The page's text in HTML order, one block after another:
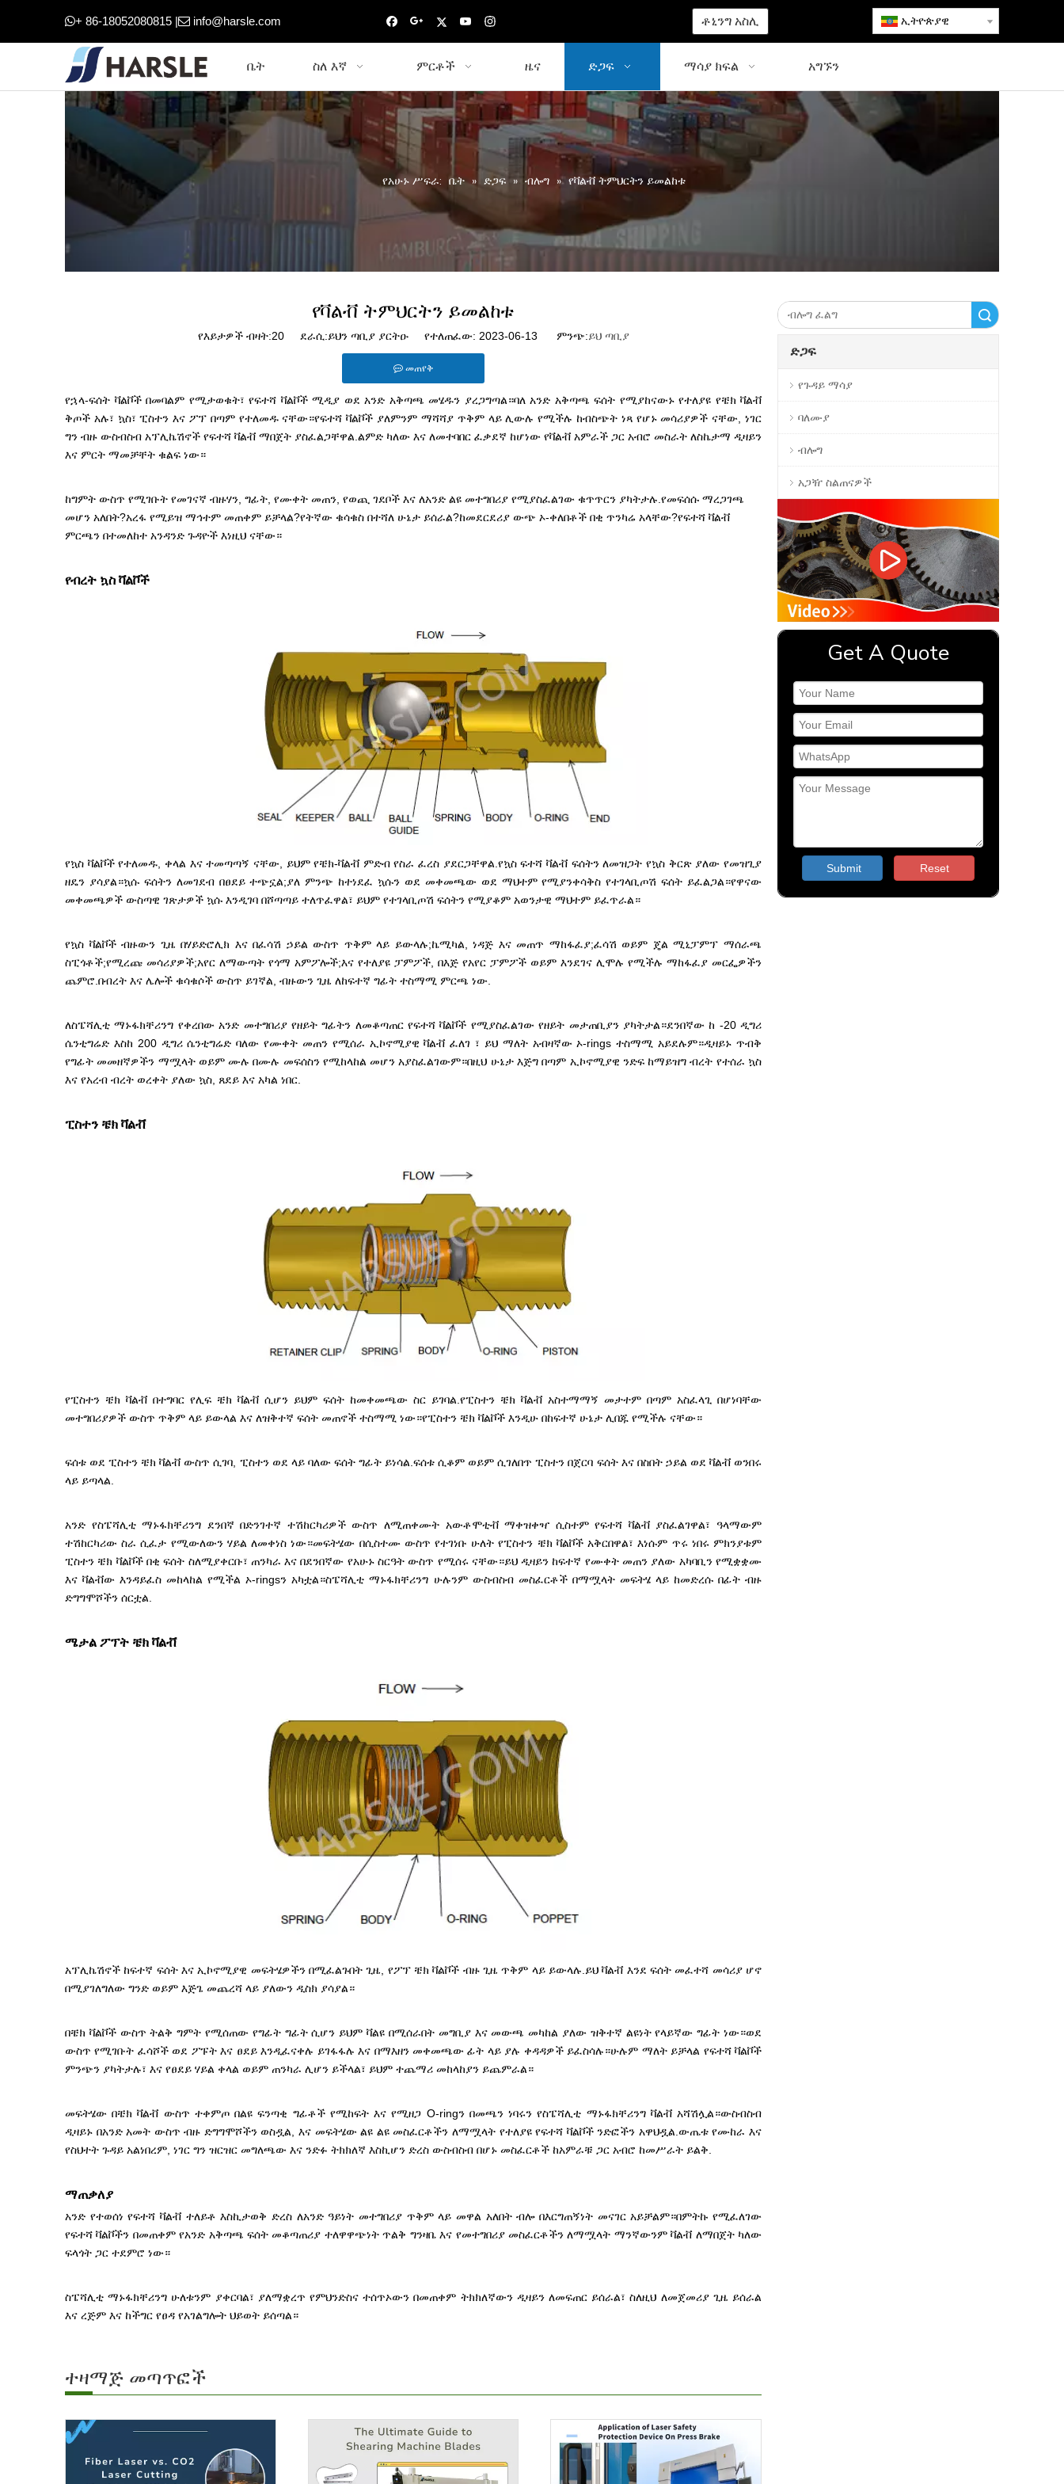
+ 86-18052080815 | info@harsle.com ቶኒንግ አስሊ ኢትዮጵያዊ
ቤት ስለ እኛ ምርቶች ዜና ድጋፍ ማሳያ ክፍል አግኙን
የአሁኑ ሥፍራ: ቤት » ድጋፍ » ብሎግ » የቫልቭ ትምህርትን ይመልከቱ
የቫልቭ ትምህርትን ይመልከቱ
የእይታዎች ብዛት:20ደራሲ:ይህን ጣቢያ ያርትዑ የተለጠፈው: 2023-06-13 ምንጭ:ይህ ጣቢያ
መጠየቅ
የኋላ-ፍሰት ቫልቮች በመባልም የሚታወቁት፣ የፍተሻ ቫልቮች ሚዲያ ወደ አንድ አቅጣጫ መሄዱን ያረጋግጣል።ባለ አንድ አቅጣጫ ፍሰት የሚያከናውኑ የተለያዩ የቼክ ቫልቭ
ቅጦች አሉ፣ ኳስ፣ ፒስተን እና ፖፕ በጣም የተለመዱ ናቸው።የፍተሻ ቫልቮች ያለምንም ማሻሻያ ጥቅም ላይ ሊውሉ የሚችሉ ከብስጭት ነጻ የሆኑ መሳሪያዎች ናቸው, ነገር
ግን ብዙ ውስብስብ አፕሊኬሽኖች የፍተሻ ቫልቭ ማበጀት ያስፈልጋቸዋል.ልምድ ካለው እና ለመተባበር ፈቃደኛ ከሆነው የቫልቭ አምራች ጋር አብሮ መስራት ለስኬታማ ዲዛይን
እና ምርት ማመቻቸት ቁልፍ ነው።
ከግምት ውስጥ የሚገቡት የመገናኛ ብዙሃን, ግፊት, የሙቀት መጠን, የወጪ ገደቦች እና ለአንድ ልዩ መተግበሪያ የሚያስፈልገው ቁጥጥርን ያካትታሉ.የመፍሰሱ ማረጋገጫ
መሆን አለበት?አረፋ የሚይዝ ማኅተም መጠቀም ይቻላል?የትኛው ቁሳቁስ በተሻለ ሁኔታ ይሰራል?ከመደርደሪያ ውጭ ኦ-ቀለበቶች በቂ ጥንካሬ አላቸው?የፍተሻ ቫልቭ
ምርጫን በተመለከተ አንዳንድ ጉዳዮች እነዚህ ናቸው።
የብረት ኳስ ቫልቮች
የኳስ ቫልቮች የተለመዱ, ቀላል እና ተመጣጣኝ ናቸው, ይህም የቼክ-ቫልቭ ምድብ የስራ ፈረስ ያደርጋቸዋል.የኳስ ፍተሻ ቫልቭ ፍሰትን ለመዝጋት የኳስ ቅርጽ ያለው የመዝጊያ
ዘዴን ያሳያል።ኳሱ ፍሰትን ለመገደብ በፀደይ ተጭኗል;ያለ ምንጭ ከተነደፈ ኳሱን ወደ መቀመጫው ወደ ማህተም የሚያንቀሳቅስ የተገላቢጦሽ ፍሰት ይፈልጋል።የዋናው
መቀመጫዎች ውስጣዊ ገጽታዎች ኳሱ እንዲገባ በሾጣጣይ ተለጥፈዋል፣ ይህም የተገላቢጦሽ ፍሰትን የሚያቆም አወንታዊ ማህተም ይፈጥራል።
የኳስ ቫልቮች ብዙውን ጊዜ በሃይድሮሊክ እና በፈሳሽ ኃይል ውስጥ ጥቅም ላይ ይውላሉ;ኬሚካል, ነዳጅ እና መጠጥ ማከፋፈያ;ፈሳሽ ወይም ጄል ሚኒፓምፕ ማሰራጫ
ስፒጎቶች;የሚረጩ መሳሪያዎች;አየር ለማውጣት የጎማ አምፖሎች;እና የተለያዩ ፓምፖች, በእጅ የአየር ፓምፖች ወይም እንደገና ሊሞሉ የሚችሉ ማከፋፈያ መርፌዎችን
ጨምሮ.በብረት እና ሌሎች ቁሳቁሶች ውስጥ ይገኛል, ብዙውን ጊዜ ለከፍተኛ ግፊት ተስማሚ ምርጫ ነው.
ለስፔሻሊቲ ማኑፋክቸሪንግ የቀረበው አንድ መተግበሪያ የዘይት ግፊትን ለመቆጣጠር የፍተሻ ቫልቮች የሚያስፈልገው የዘይት መታጠቢያን ያካትታል።ደንበኛው ከ -20 ዲግሪ
ሴንቲግሬድ እስከ 200 ዲግሪ ሴንቲግሬድ ባለው የሙቀት መጠን የሚሰራ ኢኮኖሚያዊ ቫልቭ ፈለገ ፣ ይህ ማለት አብዛኛው ኦ-rings ተስማሚ አይደሉም።ዲዛይኑ ጥብቅ
የግፊት መመዘኛዎችን ማሟላት ወይም ሙሉ በሙሉ መፍሰስን የሚከላከል መሆን አያስፈልገውም።በዚህ ሁኔታ እጅግ በጣም ኢኮኖሚያዊ ንድፍ ከማይዝግ ብረት የተሰራ ኳስ
እና የአረብ ብረት ወረቀት ያለው ኳስ, ጸደይ እና አካል ነበር.
ፒስተን ቼክ ቫልቭ
የፒስተን ቼክ ቫልቭ በተግባር የሊፍ ቼክ ቫልቭ ሲሆን ይህም ፍሰት ከመቀመጫው ስር ይገባል.የፒስተን ቼክ ቫልቭ አስተማማኝ መታተም በጣም አስፈላጊ በሆነባቸው
መተግበሪያዎች ውስጥ ጥቅም ላይ ይውላል እና ለዝቅተኛ ፍሰት መጠኖች ተስማሚ ነው።የፒስተን ቼክ ቫልቮች እንዲሁ በከፍተኛ ሁኔታ ሊበጁ የሚችሉ ናቸው።
ፍሰቱ ወደ ፒስተን ቼክ ቫልቭ ውስጥ ሲገባ, ፒስተን ወደ ላይ ባለው ፍሰት ግፊት ይነሳል.ፍሰቱ ሲቆም ወይም ሲገለበጥ ፒስተን በጀርባ ፍሰት እና በስበት ኃይል ወደ ቫልቭ ወንበሩ
ላይ ይጣላል.
አንድ የስፔሻሊቲ ማኑፋክቸሪንግ ደንበኛ በድንገተኛ ተሽከርካሪዎች ውስጥ ለሚጠቀሙት አውቶሞቲቭ ማቀዝቀዣ ሲስተም የፍተሻ ቫልቭ ያስፈልገዋል፣ ዓላማውም
ተሽከርካሪው ስራ ሲፈታ የሚውለውን ሃይል ለመቀነስ ነው።መፍትሄው በሲስተሙ ውስጥ የተገነቡ ሁለት የፒስተን ቼክ ቫልቮች አቅርበዋል፣ እነሱም ጥሩ ነበሩ ምክንያቱም
ፒስተን ቼክ ቫልቮች በቂ ፍሰት ስለሚያቀርቡ፣ ጠንካራ እና በደንበኛው የአሁኑ ስርዓት ውስጥ የሚሰሩ ናቸው።ይህ ዲዛይን ከፍተኛ የሙቀት መጠን ያለው አካባቢን የሚቋቋሙ
እና ቫልቭው እንዳይፈስ መከላከል የሚችል ኦ-ringsን አካቷል።ስፔሻሊቲ ማኑፋክቸሪንግ ሁሉንም ውስብስብ መስፈርቶች በማሟላት መፍትሄ ላይ ከመድረሱ በፊት ብዙ
ድግግሞሾችን ሰርቷል.
ሜታል ፖፕት ቼክ ቫልቭ
አፕሊኬሽኖች ከፍተኛ ፍሰት እና ኢኮኖሚያዊ መፍትሄዎችን በሚፈልጉበት ጊዜ, የፖፕ ቼክ ቫልቮች ብዙ ጊዜ ጥቅም ላይ ይውላሉ.ይህ ቫልቭ እንደ ፍሰት መፈተሻ መሳሪያ ሆኖ
በሚያገለግለው ግንድ ወይም እጅጌ መጨረሻ ላይ ያለውን ዲስክ ያሳያል።
በቼክ ቫልቮች ውስጥ ትልቅ ግምት የሚሰጠው የግፊት ግፊት ሲሆን ይህም ቫልዩ በሚሰራበት መግቢያ እና መውጫ መካከል ያለው ዝቅተኛ ልዩነት የላይኛው ግፊት ነው።ወደ
ውስጥ የሚገቡት ፈሳሾች ወደ ፖፑት እና ፀደይ እንዲፈናቀሉ ይገፋፋሉ እና በማእዘን መቀመጫው ፊት ላይ ያሉ ቀዳዳዎች ይፈስሳሉ።ሁሉም ማለት ይቻላል የፍተሻ ቫልቮች
ምንጭን ያካትታሉ፣ እና የፀደይ ሃይል ቀላል ወይም ጠንካራ ሊሆን ይችላል፣ ይህም ተጨማሪ መከላከያን ይጨምራል።
መፍትሄው በቼክ ቫልቭ ውስጥ ተቀምጦ በልዩ ፍንጣቂ ግፊቶች የሚከፍት እና የሚዘጋ O-ringን በመጫን ነባሩን የስፔሻሊቲ ማኑፋክቸሪንግ ቫልቭ አሻሽሏል።ውስብስብ
ዲዛይኑ በአንድ አመት ውስጥ ብዙ ድግግሞሾችን ወስዷል, እና መፍትሄው ልዩ ልዩ መስፈርቶችን ለማሟላት የተለያዩ የፍተሻ ቫልቮች ንድፎችን አዋህዷል.ውጤቱ የሙከራ እና
የስህተት ጉዳይ አልነበረም, ነገር ግን ዝርዝር መግለጫው እና ንድፉ ትክክለኛ እስኪሆን ድረስ ውስብስብ በሆኑ መስፈርቶች ከአምራቹ ጋር አብሮ ከመሥራት ይልቅ.
ማጠቃለያ
አንድ የተወሰነ የፍተሻ ቫልቭ ተለይቶ እስኪታወቅ ድረስ ለአንድ ዓይነት መተግበሪያ ጥቅም ላይ መዋል አለበት ብሎ በእርግጠኝነት መናገር አይቻልም።በምትኩ የሚፈለገው
የፍተሻ ቫልቮችን በመጠቀም የአንድ አቅጣጫ ፍሰት መቆጣጠሪያ ተለዋዋጭነት ጥልቅ ግንዛቤ እና የመተግበሪያ መስፈርቶችን ለማሟላት ማንኛውንም ቫልቭ ለማበጀት ካለው
ፍላጎት ጋር ተደምሮ ነው።
ስፔሻሊቲ ማኑፋክቸሪንግ ሁለቱንም ያቀርባል፣ ያለማቋረጥ የምህንድስና ተሰጥኦውን በመጠቀም ትክክለኛውን ዲዛይን ለመፍጠር ይሰራል፣ ስለዚህ ለመጀመሪያ ጊዜ ይሰራል
እና ረጅም እና ከችግር የፀዳ የአገልግሎት ህይወት ይሰጣል።
ተዛማጅ መጣጥፎች
ድጋፍ
የጉዳይ ማሳያ
ባለሙያ
ብሎግ
አጋዥ ስልጠናዎች
Get A Quote
Submit Reset